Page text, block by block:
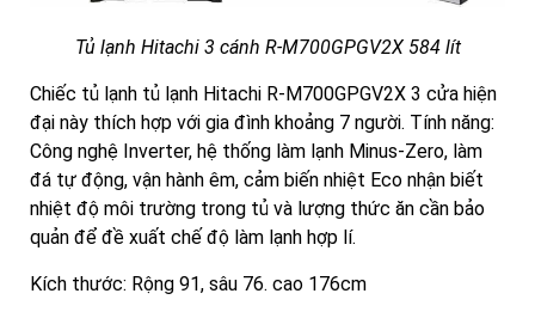
Tủ lạnh Hitachi 3 cánh R-M700GPGV2X 584 lít
Chiếc tủ lạnh tủ lạnh Hitachi R-M700GPGV2X 3 cửa hiện
đại này thích hợp với gia đình khoảng 7 người. Tính năng:
Công nghệ Inverter, hệ thống làm lạnh Minus-Zero, làm
đá tự động, vận hành êm, cảm biến nhiệt Eco nhận biết
nhiệt độ môi trường trong tủ và lượng thức ăn cần bảo
quản để đề xuất chế độ làm lạnh hợp lí.
Kích thước: Rộng 91, sâu 76. cao 176cm